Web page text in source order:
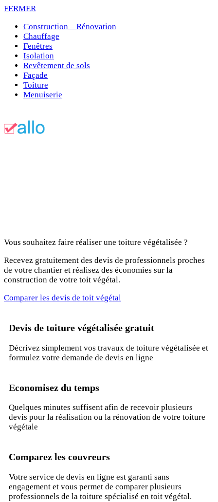
FERMER
Construction – Rénovation
Chauffage
Fenêtres
Isolation
Revêtement de sols
Façade
Toiture
Menuiserie
Vous souhaitez faire réaliser une toiture végétalisée ?
Recevez gratuitement des devis de professionnels proches
de votre chantier et réalisez des économies sur la
construction de votre toit végétal.
Comparer les devis de toit végétal
Devis de toiture végétalisée gratuit
Décrivez simplement vos travaux de toiture végétalisée et
formulez votre demande de devis en ligne
Economisez du temps
Quelques minutes suffisent afin de recevoir plusieurs
devis pour la réalisation ou la rénovation de votre toiture
végétale
Comparez les couvreurs
Votre service de devis en ligne est garanti sans
engagement et vous permet de comparer plusieurs
professionnels de la toiture spécialisé en toit végétal.